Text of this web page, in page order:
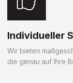
Individueller
Wir bieten
die genau auf Ihre